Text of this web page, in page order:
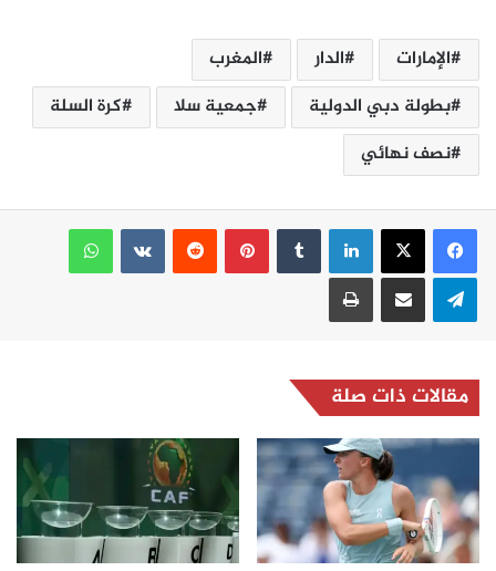
الإمارات الدار
المغرب
بطولة دبي الدولية
جمعية سلا
كرة السلة
نصف نهائي
لينكدإن بينتيريست
واتساب
تيلقرام مشاركة عبر البريد طباعة
مقالات ذات صلة